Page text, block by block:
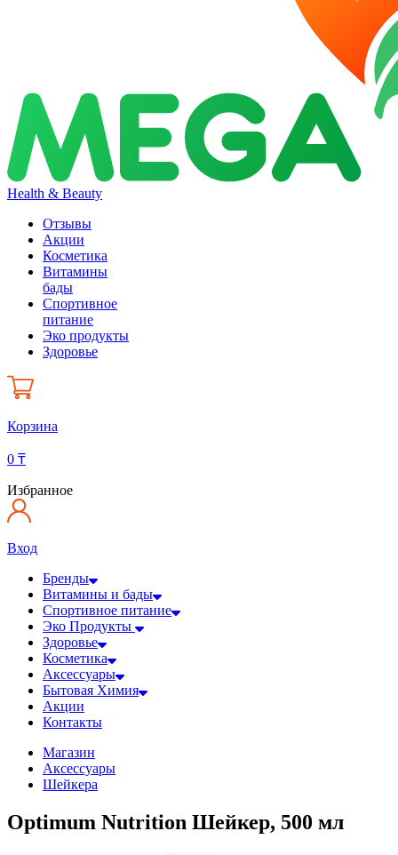
Health & Beauty
Отзывы
Акции
Косметика
Витамины
бады
Спортивное
питание
Эко продукты
Здоровье
Корзина
0 ₸
Избранное
Вход
Бренды
Витамины и бады
Спортивное питание
Эко Продукты
Здоровье
Косметика
Аксессуары
Бытовая Химия
Акции
Контакты
Магазин
Аксессуары
Шейкера
Optimum Nutrition Шейкер, 500 мл